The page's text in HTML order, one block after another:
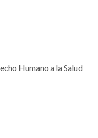
Humano a la Salud